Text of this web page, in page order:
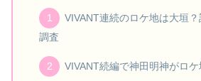
VIVANT連続のロケ地は大垣
調査
VIVANT続編で神田明神がロケ